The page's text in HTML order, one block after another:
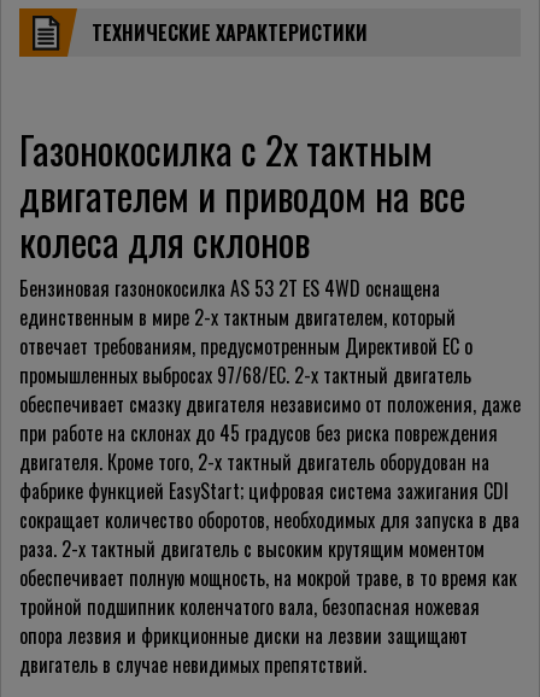
ТЕХНИЧЕСКИЕ ХАРАКТЕРИСТИКИ
Газонокосилка с 2х тактным
двигателем и приводом на все
колеса для склонов
Бензиновая газонокосилка AS 53 2T ES 4WD оснащена
единственным в мире 2-х тактным двигателем, который
отвечает требованиям, предусмотренным Директивой ЕС о
промышленных выбросах 97/68/ЕС. 2-х тактный двигатель
обеспечивает смазку двигателя независимо от положения, даже
при работе на склонах до 45 градусов без риска повреждения
двигателя. Кроме того, 2-х тактный двигатель оборудован на
фабрике функцией EasyStart; цифровая система зажигания CDI
сокращает количество оборотов, необходимых для запуска в два
раза. 2-х тактный двигатель с высоким крутящим моментом
обеспечивает полную мощность, на мокрой траве, в то время как
тройной подшипник коленчатого вала, безопасная ножевая
опора лезвия и фрикционные диски на лезвии защищают
двигатель в случае невидимых препятствий.